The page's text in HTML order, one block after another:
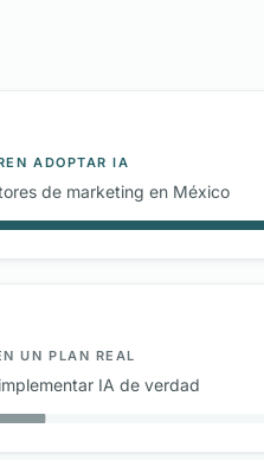
ADOPTAR IA
de marketing en México
UN PLAN REAL
IA de verdad